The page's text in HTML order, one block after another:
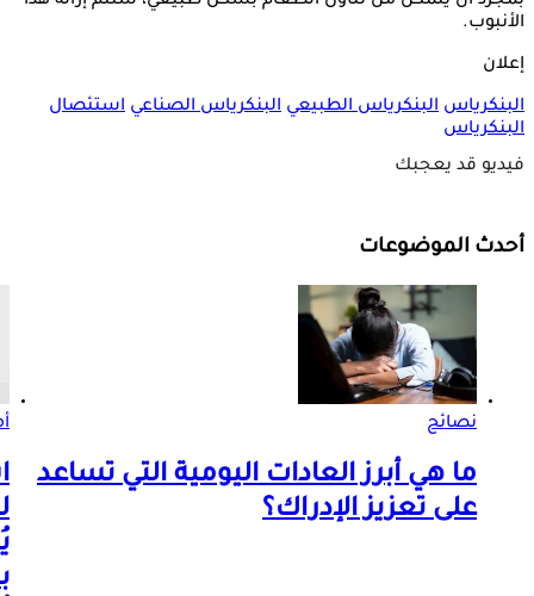
الأنبوب.
إعلان
البنكرياس البنكرياس الطبيعي البنكرياس الصناعي استئصال
البنكرياس
فيديو قد يعجبك
أحدث الموضوعات
نصائح
ما هي أبرز العادات اليومية التي تساعد
على تعزيز الإدراك؟